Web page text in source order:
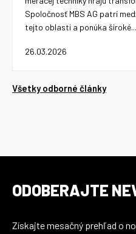
26.03.2026
Spoločnosť MBS AG patrí
tejto oblasti a ponúka široké...
Všetky odborné články
ODOBERAJTE
Získajte mesačný prehľad o